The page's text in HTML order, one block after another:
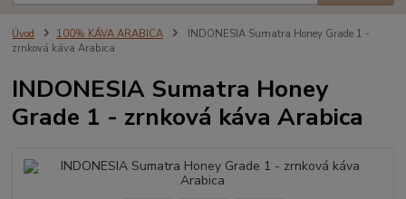
Úvod 100% KÁVA ARABICA
INDONESIA Sumatra Honey Grade 1 -
zrnková káva Arabica
INDONESIA Sumatra Honey
Grade 1 - zrnková káva Arabica